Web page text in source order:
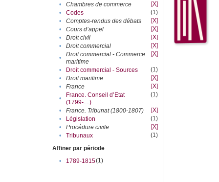
•
Chambres de commerce
[X]
•
Codes
(1)
•
Comptes-rendus des débats
[X]
•
Cours d’appel
[X]
•
Droit civil
[X]
•
Droit commercial
[X]
•
Droit commercial - Commerce
maritime
[X]
• Droit commercial - Sources
(1)
•
Droit maritime
[X]
•
France
[X]
•
France. Conseil d’Etat
(1799-....)
(1)
• France. Tribunat (1800-1807)
[X]
•
Législation
(1)
•
Procédure civile
[X]
•
Tribunaux
(1)
Affiner par période
•
1789-1815(1)